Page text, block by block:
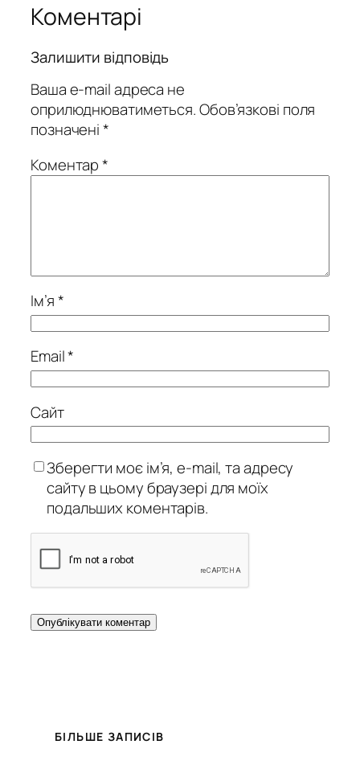
Коментарі
Залишити відповідь
Ваша e-mail адреса не
оприлюднюватиметься.Обов’язкові поля
позначені*
Коментар*
Ім’я*
Email*
Сайт
Зберегти моє ім’я, e-mail, та адресу
сайту в цьому браузері для моїх
подальших коментарів.
БІЛЬШЕ ЗАПИСІВ